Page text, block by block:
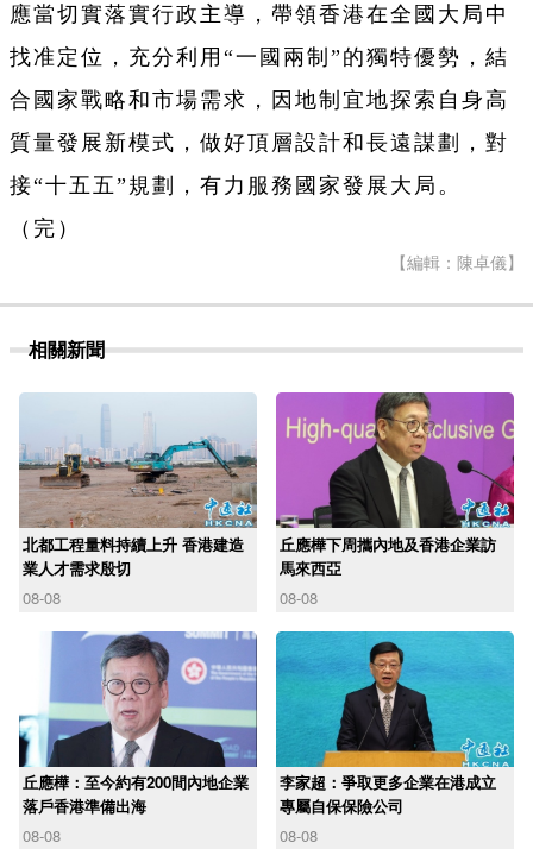
應當切實落實行政主導，帶領香港在全國大局中
找准定位，充分利用“一國兩制”的獨特優勢，結
合國家戰略和市場需求，因地制宜地探索自身高
質量發展新模式，做好頂層設計和長遠謀劃，對
接“十五五”規劃，有力服務國家發展大局。
（完）
【編輯：陳卓儀】
相關新聞
北都工程量料持續上升 香港建造
業人才需求殷切
08-08
丘應樺下周攜內地及香港企業訪
馬來西亞
08-08
丘應樺：至今約有200間內地企業
落戶香港準備出海
08-08
李家超：爭取更多企業在港成立
專屬自保保險公司
08-08